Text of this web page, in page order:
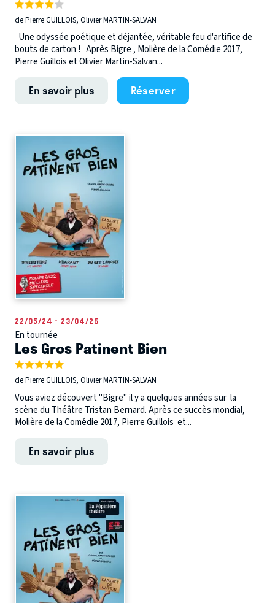
de Pierre GUILLOIS, Olivier MARTIN-SALVAN
Une odyssée poétique et déjantée, véritable feu d'artifice de
bouts de carton ! Après Bigre , Molière de la Comédie 2017,
Pierre Guillois et Olivier Martin-Salvan...
En savoir plus Réserver
22/05/24 - 23/04/26
En tournée
Les Gros Patinent Bien
de Pierre GUILLOIS, Olivier MARTIN-SALVAN
Vous aviez découvert "Bigre" il y a quelques années sur la
scène du Théâtre Tristan Bernard. Après ce succès mondial,
Molière de la Comédie 2017, Pierre Guillois et...
En savoir plus